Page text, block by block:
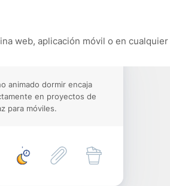
web, aplicación móvil o en
animado dormir encaja
en proyectos de
para móviles.